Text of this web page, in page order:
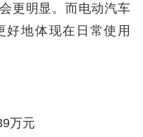
更明显。而电动汽车
好地体现在日常使用
万元